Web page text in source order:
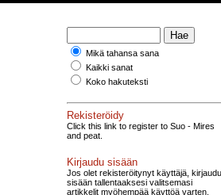
Mikä tahansa sana
Kaikki sanat
Koko hakuteksti
Rekisteröidy
Click this link to register to Suo - Mires
and peat.
Kirjaudu sisään
Jos olet rekisteröitynyt käyttäjä, kirjaudu
sisään tallentaaksesi valitsemasi
artikkelit myöhempää käyttöä varten.